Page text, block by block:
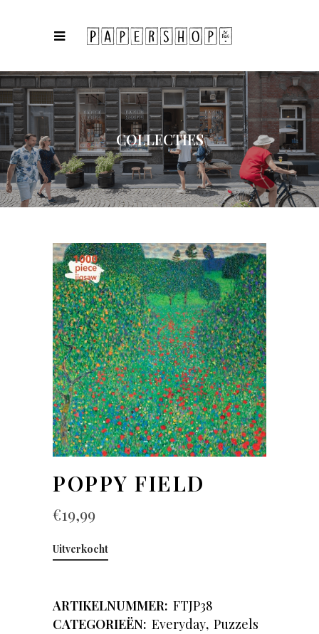
COLLECTIES
POPPY FIELD
€19,99
Uitverkocht
ARTIKELNUMMER: FTJP38
CATEGORIEËN: Everyday, Puzzels